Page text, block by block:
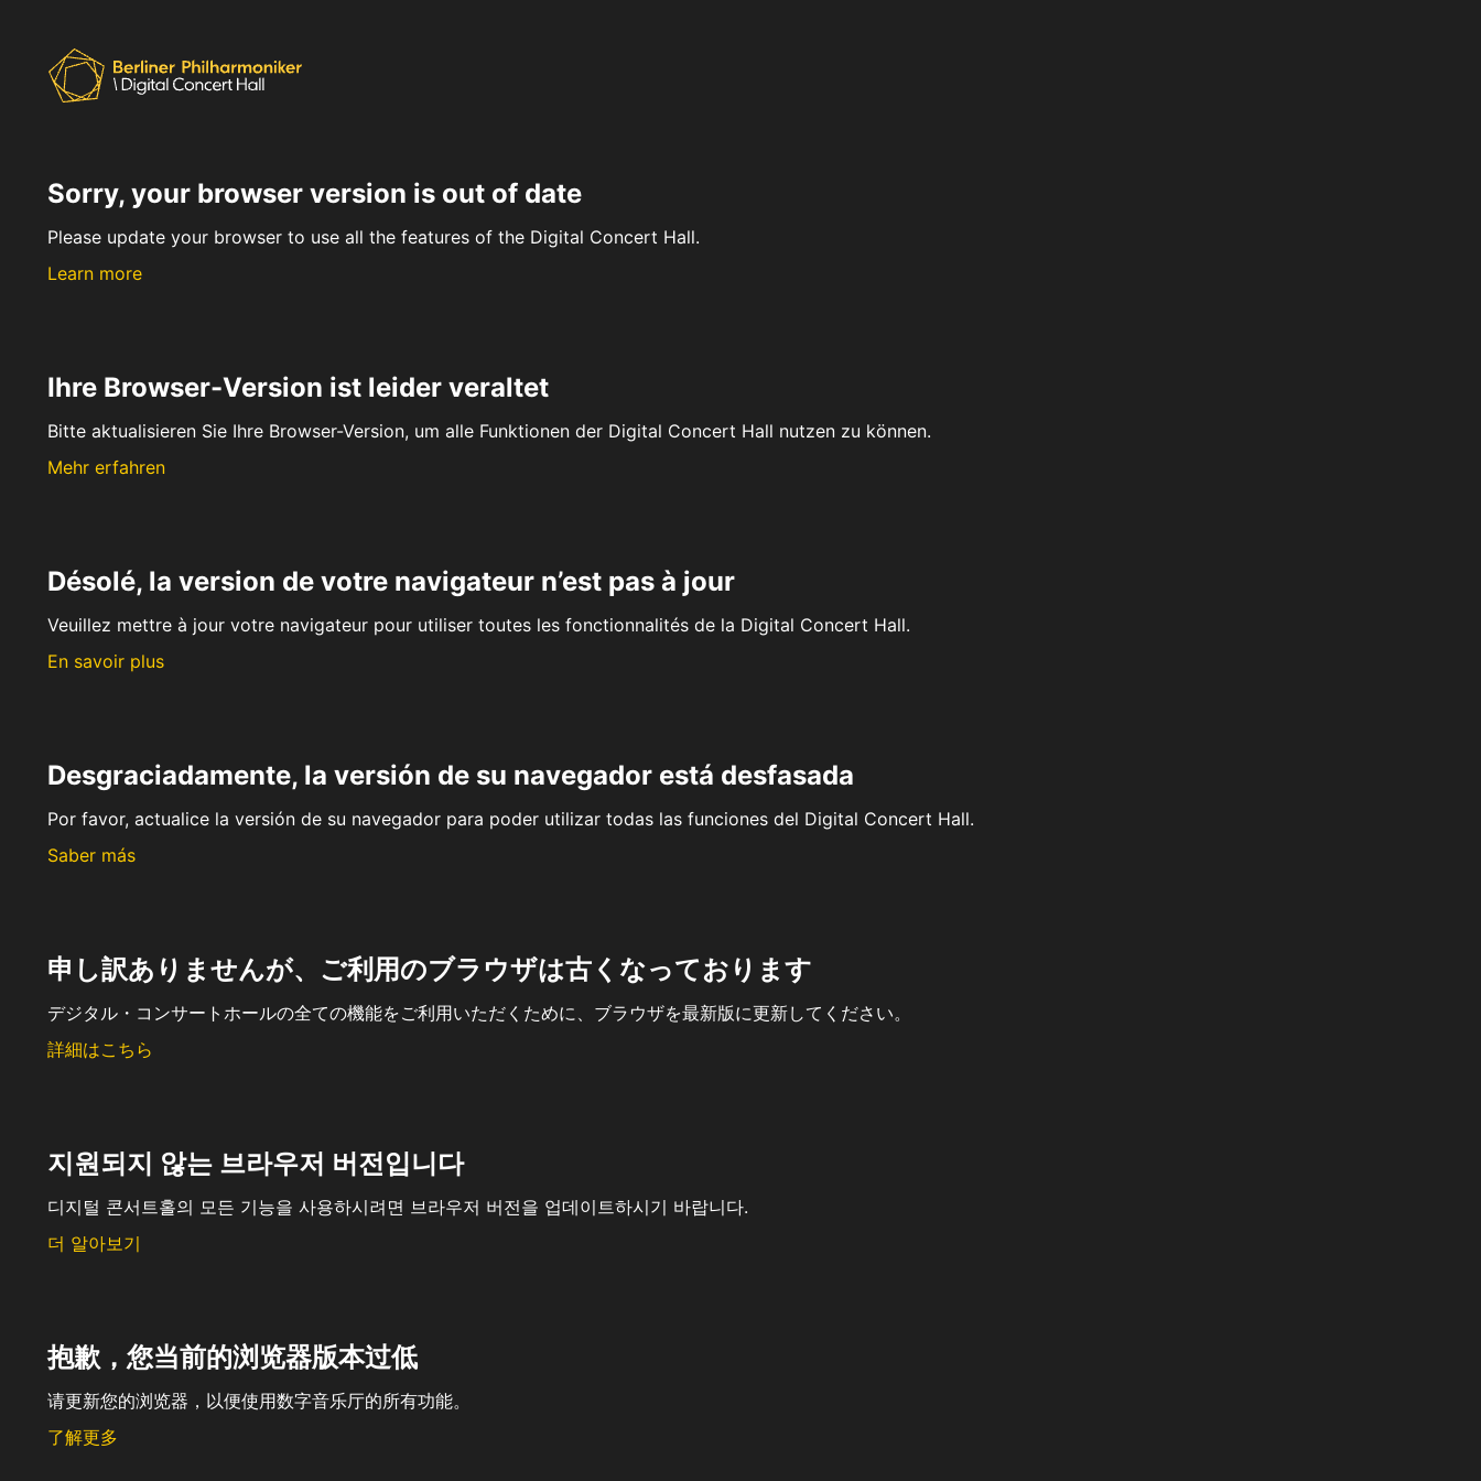
Sorry, your browser version is out of date
Please update your browser to use all the features of the Digital Concert Hall.
Learn more
Ihre Browser-Version ist leider veraltet
Bitte aktualisieren Sie Ihre Browser-Version, um alle Funktionen der Digital Concert Hall nutzen zu können.
Mehr erfahren
Désolé, la version de votre navigateur n’est pas à jour
Veuillez mettre à jour votre navigateur pour utiliser toutes les fonctionnalités de la Digital Concert Hall.
En savoir plus
Desgraciadamente, la versión de su navegador está desfasada
Por favor, actualice la versión de su navegador para poder utilizar todas las funciones del Digital Concert Hall.
Saber más
申し訳ありませんが、ご利用のブラウザは古くなっております
デジタル・コンサートホールの全ての機能をご利用いただくために、ブラウザを最新版に更新してください。
詳細はこちら
지원되지 않는 브라우저 버전입니다
디지털 콘서트홀의 모든 기능을 사용하시려면 브라우저 버전을 업데이트하시기 바랍니다.
더 알아보기
抱歉，您当前的浏览器版本过低
请更新您的浏览器，以便使用数字音乐厅的所有功能。
了解更多